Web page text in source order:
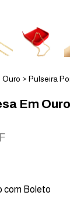
Ouro > Pulseira
Em
com Boleto